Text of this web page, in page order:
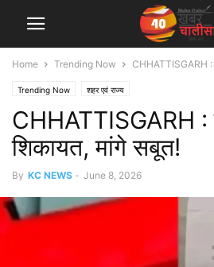
Home Trending Now CHHATTISGARH :
Trending Now शहर एवं राज्य
CHHATTISGARH
शिकायत, मांगे सबूत!
By KC NEWS - June 8, 2026